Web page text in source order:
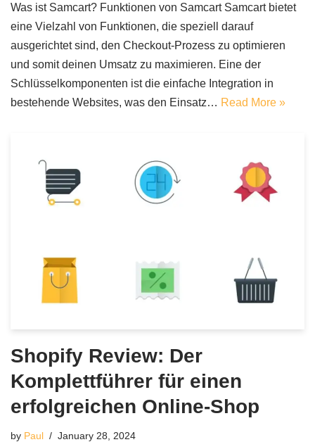
Was ist Samcart? Funktionen von Samcart Samcart bietet
eine Vielzahl von Funktionen, die speziell darauf
ausgerichtet sind, den Checkout-Prozess zu optimieren
und somit deinen Umsatz zu maximieren. Eine der
Schlüsselkomponenten ist die einfache Integration in
bestehende Websites, was den Einsatz… Read More »
Shopify Review: Der
Komplettführer für einen
erfolgreichen Online-Shop
by Paul January 28, 2024